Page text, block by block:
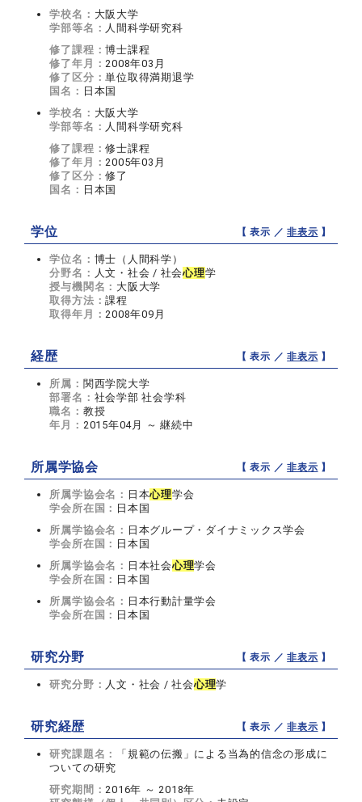
学校名： 大阪大学
学部等名： 人間科学研究科
修了課程：博士課程
修了年月：2008年03月
修了区分：単位取得満期退学
国名： 日本国
学校名： 大阪大学
学部等名： 人間科学研究科
修了課程：修士課程
修了年月：2005年03月
修了区分：修了
国名： 日本国
学位 【 表示 ／非表示 】
学位名： 博士（人間科学）
分野名： 人文・社会 / 社会心理学
授与機関名： 大阪大学
取得方法：課程
取得年月：2008年09月
経歴 【 表示 ／非表示 】
所属： 関西学院大学
部署名： 社会学部 社会学科
職名： 教授
年月： 2015年04月 ～ 継続中
所属学協会 【 表示 ／非表示 】
所属学協会名： 日本心理学会
学会所在国： 日本国
所属学協会名： 日本グループ・ダイナミックス学会
学会所在国： 日本国
所属学協会名： 日本社会心理学会
学会所在国： 日本国
所属学協会名： 日本行動計量学会
学会所在国： 日本国
研究分野 【 表示 ／非表示 】
研究分野： 人文・社会 / 社会心理学
研究経歴 【 表示 ／非表示 】
研究課題名：
「規範の伝搬」による当為的信念の形成に
ついての研究
研究期間：2016年 ～ 2018年